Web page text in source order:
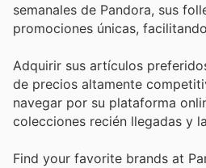
semanales de Pandora, sus
promociones únicas,
Adquirir sus artículos
de precios altamente
navegar por su plataforma
colecciones recién llegadas y
Find your favorite brands at